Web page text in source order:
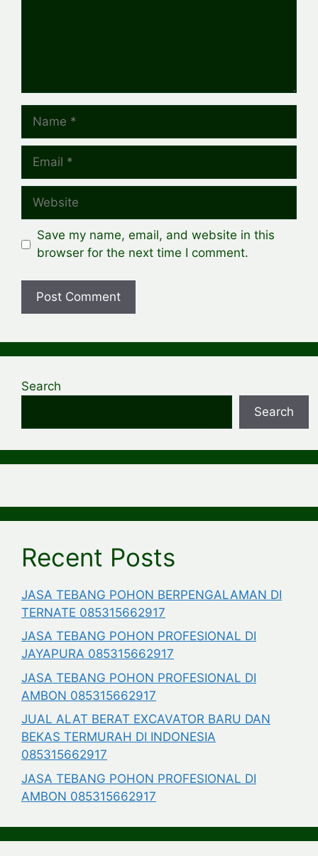
Name
Email
Website
Save my name, email, and website in this
browser for the next time I comment.
Search
Search
Recent Posts
JASA TEBANG POHON BERPENGALAMAN DI
TERNATE 085315662917
JASA TEBANG POHON PROFESIONAL DI
JAYAPURA 085315662917
JASA TEBANG POHON PROFESIONAL DI
AMBON 085315662917
JUAL ALAT BERAT EXCAVATOR BARU DAN
BEKAS TERMURAH DI INDONESIA
085315662917
JASA TEBANG POHON PROFESIONAL DI
AMBON 085315662917